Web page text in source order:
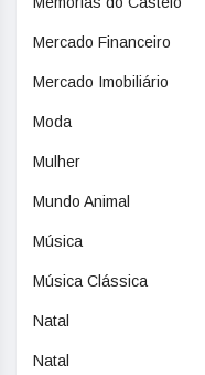
Mercado Financeiro
Mercado Imobiliário
Moda
Mulher
Mundo Animal
Música
Música Clássica
Natal
Natal